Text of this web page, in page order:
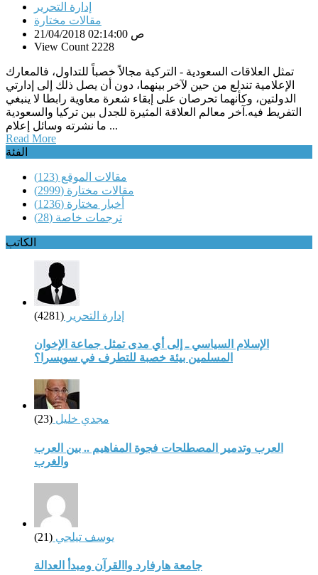
إدارة التحرير
مقالات مختارة
21/04/2018 02:14:00 ص
View Count 2228
تمثل العلاقات السعودية - التركية مجالاً خصباً للتداول، فالمعارك
الإعلامية تندلع من حين لآخر بينهما، دون أن يصل ذلك إلى إدارتي
الدولتين، وكأنهما تحرصان على إبقاء شعرة معاوية رابطا لا ينبغي
التفريط فيه.آخر معالم العلاقة المثيرة للجدل بين تركيا والسعودية
ما نشرته وسائل إعلام ...
Read More
الفئة
مقالات الموقع (123)
مقالات مختارة (2999)
أخبار مختارة (1236)
ترجمات خاصة (28)
الكاتب
إدارة التحرير (4281)
الإسلام السياسي ـ إلى أي مدى تمثل جماعة الإخوان
المسلمين بيئة خصبة للتطرف في سويسرا؟
مجدي خليل (23)
العرب وتدمير المصطلحات فجوة المفاهيم .. بين العرب
والغرب
يوسف تيلجي (21)
جامعة هارفارد واالقرآن ومبدأ العدالة